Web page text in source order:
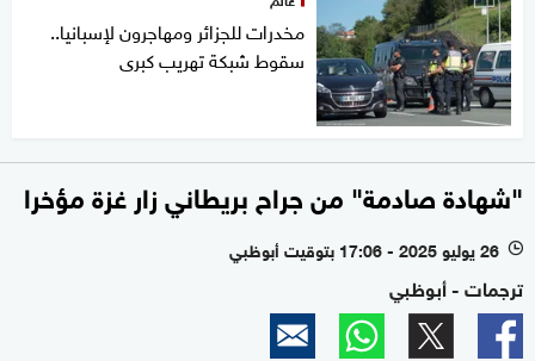
مخدرات للجزائر ومهاجرون لإسبانيا..
سقوط شبكة تهريب كبرى
"شهادة صادمة" من جراح بريطاني زار غزة مؤخرا
l 26 يوليو 2025 - 17:06 بتوقيت أبوظبي
ترجمات - أبوظبي